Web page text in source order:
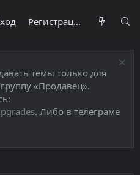
Регистрация
темы только для
«Продавец».
. Либо в телеграме